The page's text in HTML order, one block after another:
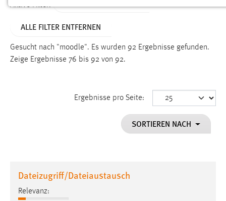
Aktive Filter:
ALLE FILTER ENTFERNEN
Gesucht nach "moodle". Es wurden 92 Ergebnisse gefunden.
Zeige Ergebnisse 76 bis 92 von 92.
Ergebnisse pro Seite:
SORTIEREN NACH
Dateizugriff/Dateiaustausch
Relevanz:
Funktionen und sind für die einwandfreie Funktion der
Einverständnis
cookie_consent
Dieser Cookie speichert die ausgewählten Einverständnis-
Performance